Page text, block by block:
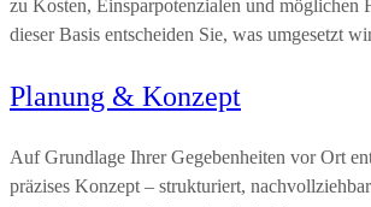
zu Kosten, Einsparpotenzialen und möglichen
dieser Basis entscheiden Sie, was umgesetzt
Planung & Konzept
Auf Grundlage Ihrer Gegebenheiten vor Ort
präzises Konzept – strukturiert,